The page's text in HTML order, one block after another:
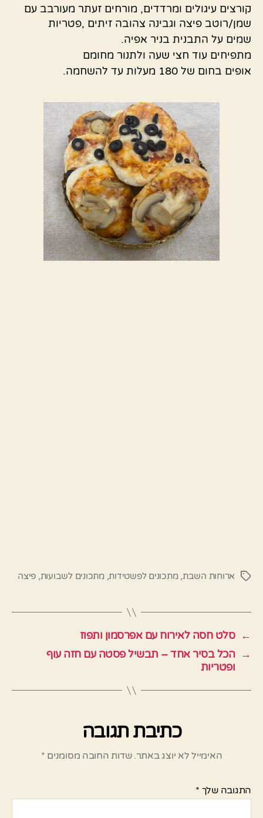
קורצים עיגולים ומרדדים, מורחים זעתר מעורבב עם
שמן/רוטב פיצה וגבינה צהובה זיתים ,פטריות
שמים על התבנית בניר אפיה.
מתפיחים עוד חצי שעה ולתנור מחומם
אופים בחום של 180 מעלות עד להשחמה.
תגיותארוחות השבת,מתכונים לפשטידות,מתכונים לשבועות, פיצה
← סלט חסה לאירוח עם אפרסמון ותפוז
→ הכל בסיר אחד – תבשיל פסטה עם חזה עוף
ופטריות
כתיבת תגובה
האימייל לא יוצג באתר. שדות החובה מסומנים *
התגובה שלך *